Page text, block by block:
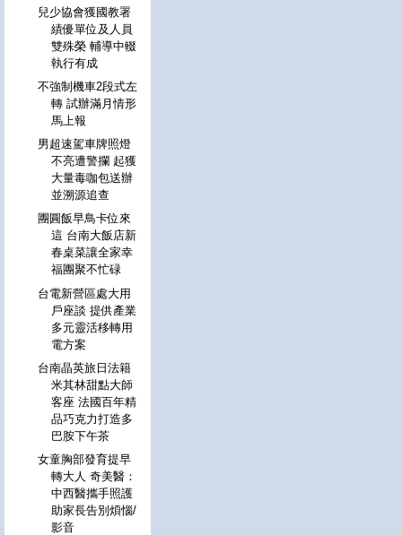
兒少協會獲國教署
績優單位及人員
雙殊榮 輔導中輟
執行有成
不強制機車2段式左
轉 試辦滿月情形
馬上報
男超速駕車牌照燈
不亮遭警攔 起獲
大量毒咖包送辦
並溯源追查
團圓飯早鳥卡位來
這 台南大飯店新
春桌菜讓全家幸
福團聚不忙碌
台電新營區處大用
戶座談 提供產業
多元靈活移轉用
電方案
台南晶英旅日法籍
米其林甜點大師
客座 法國百年精
品巧克力打造多
巴胺下午茶
女童胸部發育提早
轉大人 奇美醫：
中西醫攜手照護
助家長告別煩惱/
影音